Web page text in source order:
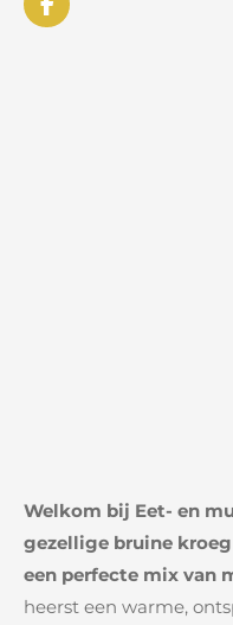
F
a
Welkom bij Eet- en
gezellige bruine
een perfecte mix van
heerst een warme,